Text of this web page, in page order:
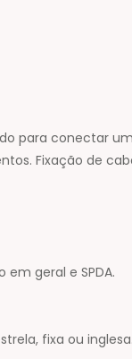
para conectar
Fixação de
geral e SPDA.
fixa ou inglesa.